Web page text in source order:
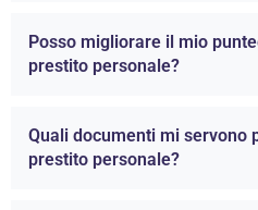
Posso migliorare il mio
prestito personale?
Quali documenti mi servono
prestito personale?